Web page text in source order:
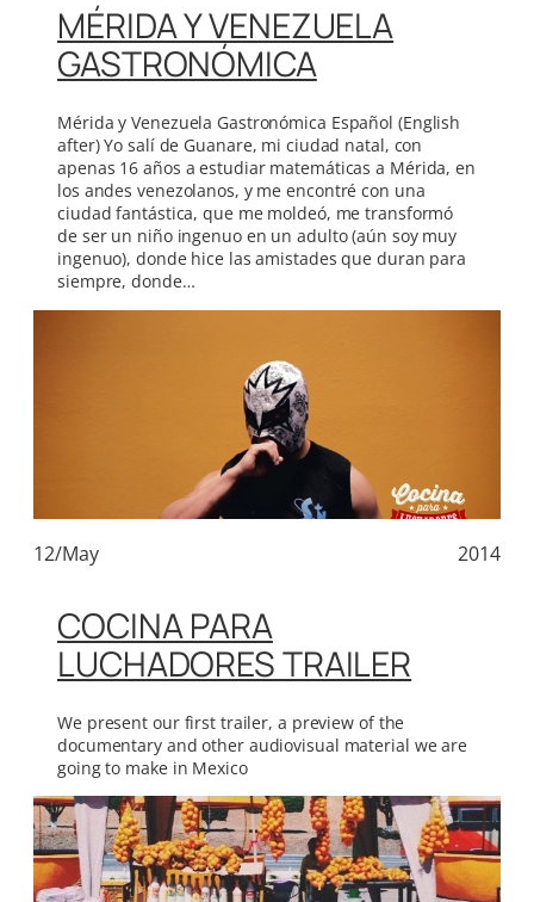
MÉRIDA Y VENEZUELA
GASTRONÓMICA
Mérida y Venezuela Gastronómica Español (English
after) Yo salí de Guanare, mi ciudad natal, con
apenas 16 años a estudiar matemáticas a Mérida, en
los andes venezolanos, y me encontré con una
ciudad fantástica, que me moldeó, me transformó
de ser un niño ingenuo en un adulto (aún soy muy
ingenuo), donde hice las amistades que duran para
siempre, donde…
12/May 2014
COCINA PARA
LUCHADORES TRAILER
We present our first trailer, a preview of the
documentary and other audiovisual material we are
going to make in Mexico